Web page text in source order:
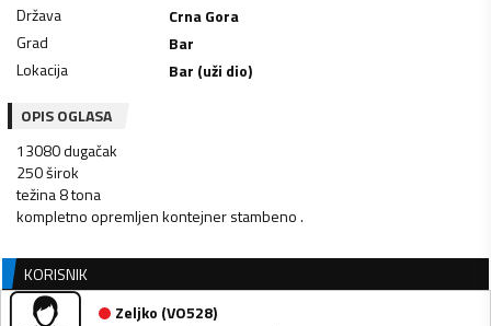
Država
Crna Gora
Grad
Bar
Lokacija
Bar (uži dio)
OPIS OGLASA
13080 dugačak
250 širok
težina 8 tona
kompletno opremljen kontejner stambeno .
KORISNIK
Zeljko (VO528)